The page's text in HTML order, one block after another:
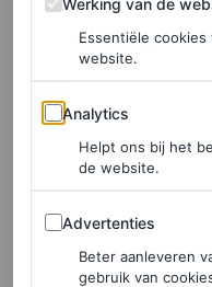
©PHILIPPE
Essentiële
website.
Analytics
Analytics
Helpt ons bij het
de website.
Advertenties
Advertenties
Beter aanleveren
gebruik van